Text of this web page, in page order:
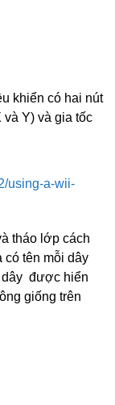
khiển có hai nút
và Y) và gia tốc
using-a-wii-
tháo lớp cách
có tên mỗi dây
dây được hiển
giống trên